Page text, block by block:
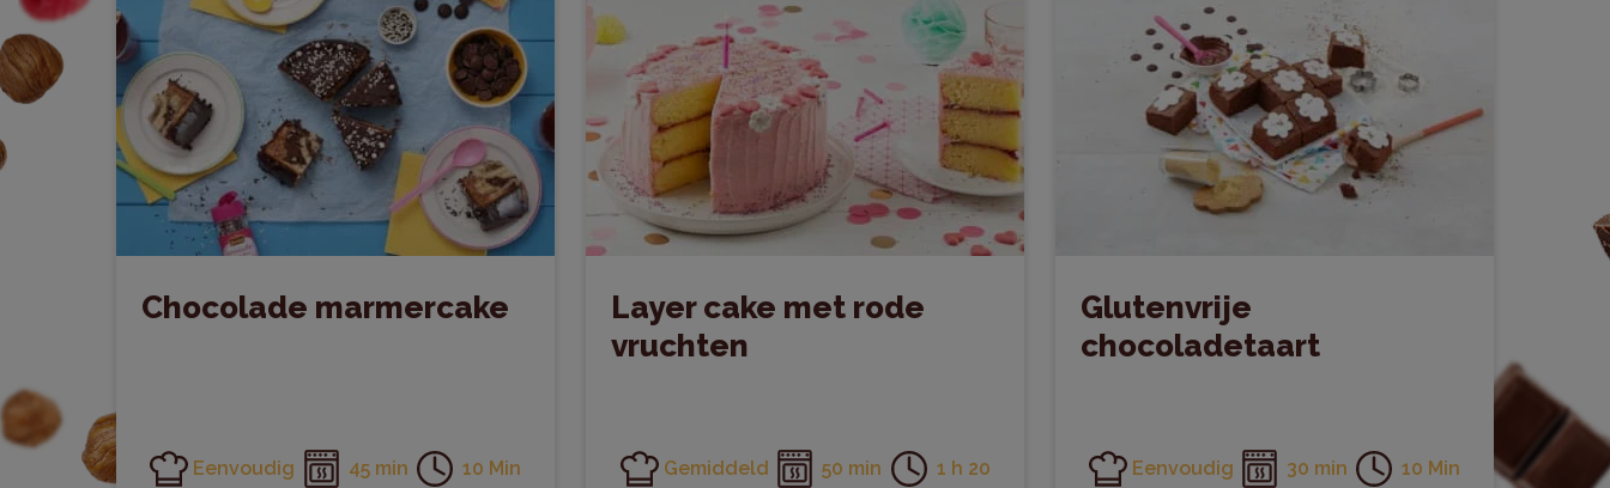
Chocolade marmercake
Eenvoudig 45 min 10 Min
Layer cake met rode
vruchten
Gemiddeld 50 min 1 h 20
Glutenvrije
chocoladetaart
Eenvoudig 30 min 10 Min